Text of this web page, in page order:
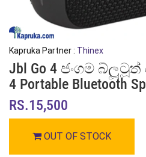
Kapruka Partner : Thinex
Jbl Go 4 ජංගම
4 Portable Bluetooth
RS.15,500
OUT OF STOCK